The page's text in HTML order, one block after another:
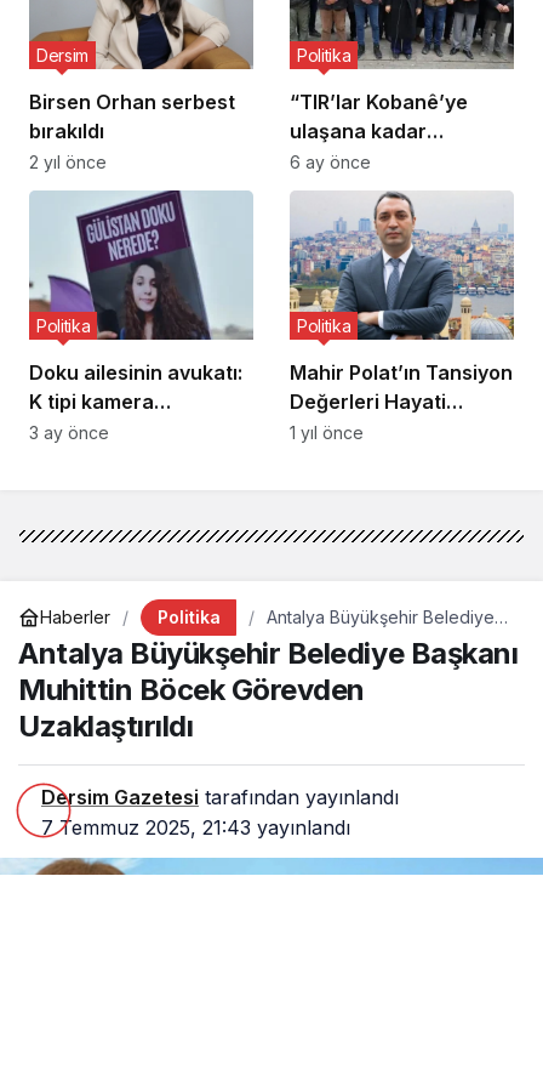
dönüştü
Birsen Orhan serbest
bırakıldı
Dersim
2 yıl önce
“TIR’lar Kobanê’ye
ulaşana kadar
direneceğiz”
Politika
6 ay önce
Doku ailesinin avukatı:
K tipi kamera
görüntülerini kim sildi?
Politika
3 ay önce
Mahir Polat’ın Tansiyon
Değerleri Hayati
Tehlikeyi Gözler Önüne
Politika
1 yıl önce
Haberler Politika
Antalya Büyükşehir Belediye
Başkanı Muhittin Böcek
Görevden Uzaklaştırıldı
Antalya Büyükşehir Belediye Başkanı
Muhittin Böcek Görevden
Uzaklaştırıldı
Dersim Gazetesi tarafından yayınlandı
7 Temmuz 2025, 21:43 yayınlandı